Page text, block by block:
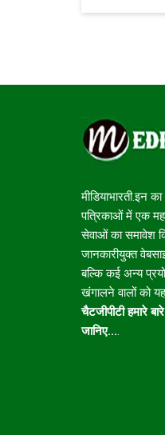
मीडियाभारती.इन
पत्रिकाओं में एक
सेवाओं का समावेश
जानकारीयुक्त
बल्कि कई अन्य
खंगालने वालों को
चैटजीपीटी हमारे
जानिए....